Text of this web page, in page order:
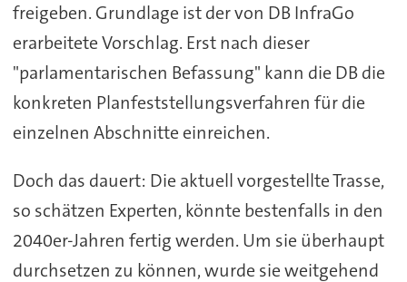
freigeben. Grundlage ist der von DB InfraGo
erarbeitete Vorschlag. Erst nach dieser
"parlamentarischen Befassung" kann die DB die
konkreten Planfeststellungsverfahren für die
einzelnen Abschnitte einreichen.
Doch das dauert: Die aktuell vorgestellte Trasse,
so schätzen Experten, könnte bestenfalls in den
2040er-Jahren fertig werden. Um sie überhaupt
durchsetzen zu können, wurde sie weitgehend